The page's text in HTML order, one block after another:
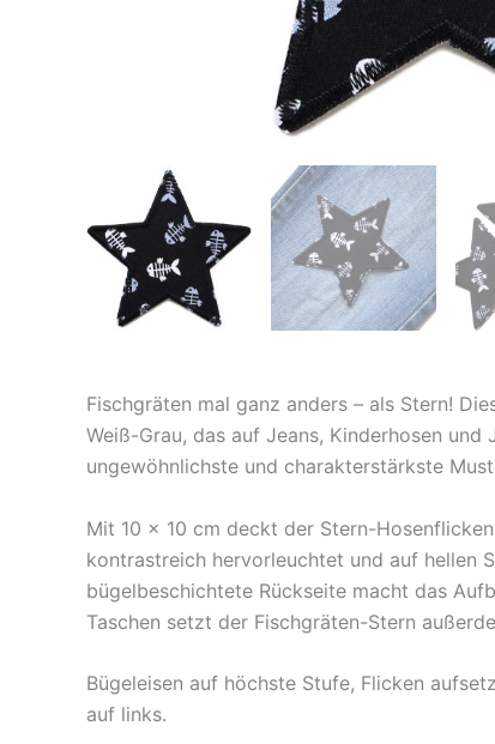
Fischgräten mal ganz anders – als Stern!
Weiß-Grau, das auf Jeans, Kinderhosen
ungewöhnlichste und charakterstärkste
Mit 10 × 10 cm deckt der Stern-
kontrastreich hervorleuchtet und auf hellen
bügelbeschichtete Rückseite macht das
Taschen setzt der Fischgräten-Stern
Bügeleisen auf höchste Stufe, Flicken
auf links.